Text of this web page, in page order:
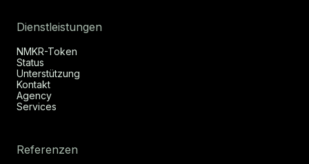
Dienstleistungen
NMKR-Token
Status
Unterstützung
Kontakt
Agency
Services
Referenzen